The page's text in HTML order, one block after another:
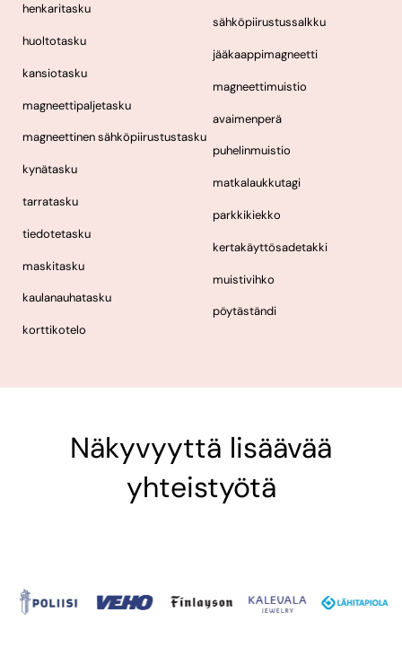
henkaritasku
huoltotasku
kansiotasku
magneettipaljetasku
magneettinen sähköpiirustustasku
kynätasku
tarratasku
tiedotetasku
maskitasku
kaulanauhatasku
korttikotelo
sähköpiirustussalkku
jääkaappimagneetti
magneettimuistio
avaimenperä
puhelinmuistio
matkalaukkutagi
parkkikiekko
kertakäyttösadetakki
muistivihko
pöytäständi
Näkyvyyttä lisäävää
yhteistyötä